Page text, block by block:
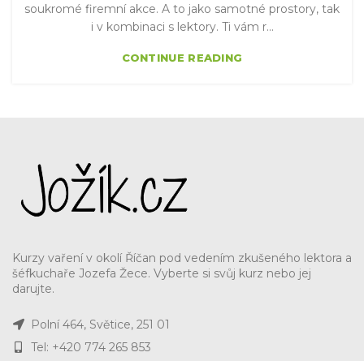
soukromé firemní akce. A to jako samotné prostory, tak
i v kombinaci s lektory. Ti vám r...
CONTINUE READING
Kurzy vaření v okolí Říčan pod vedením zkušeného lektora a
šéfkuchaře Jozefa Žece. Vyberte si svůj kurz nebo jej
darujte.
Polní 464, Světice, 251 01
Tel: +420 774 265 853